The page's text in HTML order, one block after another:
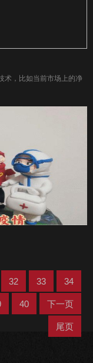
术，比如当前市场上的净
32 33 34
40 下一页
尾页